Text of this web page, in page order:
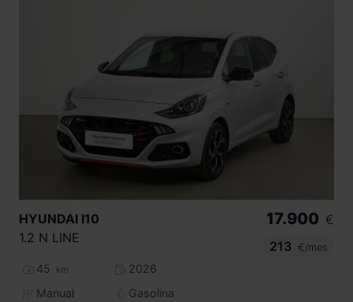
HYUNDAI I10
1.2 N LINE
45 km
2026
Manual
Gasolina
17.900 €
213
€/mes